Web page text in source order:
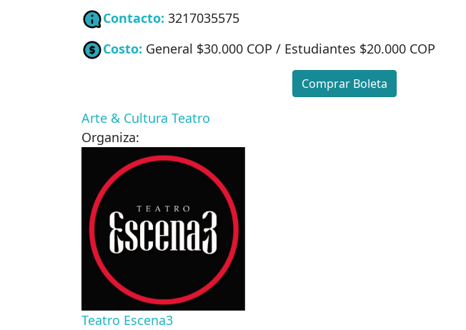
Contacto: 3217035575
Costo: General $30.000 COP / Estudiantes $20.000 COP
Comprar Boleta
Arte & Cultura Teatro
Organiza:
Teatro Escena3